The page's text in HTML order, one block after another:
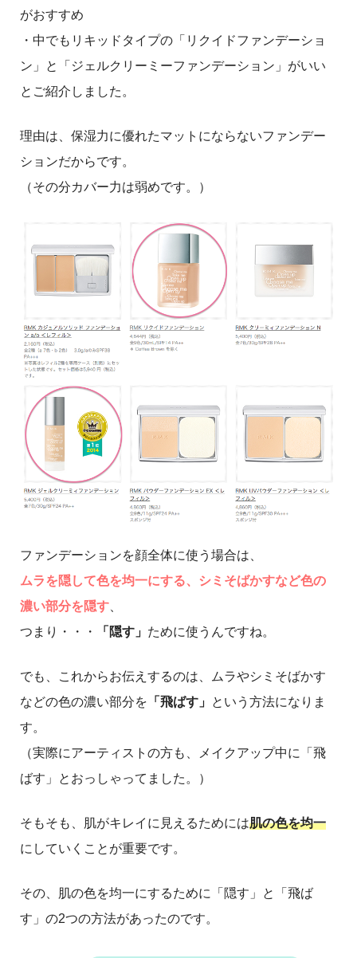
がおすすめ
・中でもリキッドタイプの「リクイドファンデーショ
ン」と「ジェルクリーミーファンデーション」がいい
とご紹介しました。
理由は、保湿力に優れたマットにならないファンデー
ションだからです。
（その分カバー力は弱めです。）
ファンデーションを顔全体に使う場合は、
ムラを隠して色を均一にする、シミそばかすなど色の
濃い部分を隠す、
つまり・・・
「隠す」 ために使うんですね。
でも、これからお伝えするのは、ムラやシミそばかす
などの色の濃い部分を 「飛ばす」 という方法になりま
す。
（実際にアーティストの方も、メイクアップ中に「飛
ばす」とおっしゃってました。）
そもそも、肌がキレイに見えるためには肌の色を均一
にしていくことが重要です。
その、肌の色を均一にするために「隠す」と「飛ば
す」の2つの方法があったのです。